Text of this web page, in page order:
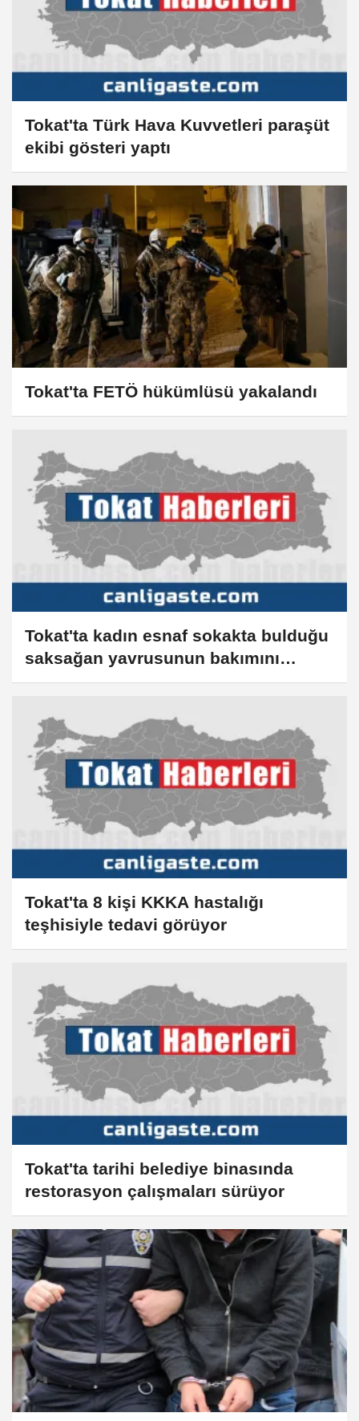
Tokat'ta Türk Hava Kuvvetleri paraşüt
ekibi gösteri yaptı
Tokat'ta FETÖ hükümlüsü yakalandı
Tokat'ta kadın esnaf sokakta bulduğu
saksağan yavrusunun bakımını
üstlendi
Tokat'ta 8 kişi KKKA hastalığı
teşhisiyle tedavi görüyor
Tokat'ta tarihi belediye binasında
restorasyon çalışmaları sürüyor